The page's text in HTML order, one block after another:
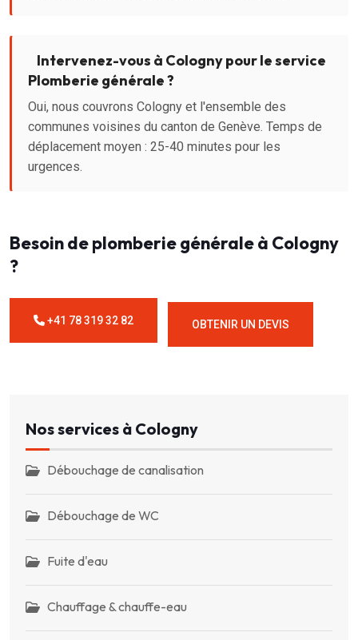
Intervenez-vous à Cologny pour le service
Plomberie générale ?
Oui, nous couvrons Cologny et l'ensemble des
communes voisines du canton de Genève. Temps de
déplacement moyen : 25-40 minutes pour les
urgences.
Besoin de plomberie générale à Cologny
?
+41 78 319 32 82 OBTENIR UN DEVIS
Nos services à Cologny
Débouchage de canalisation
Débouchage de WC
Fuite d'eau
Chauffage & chauffe-eau